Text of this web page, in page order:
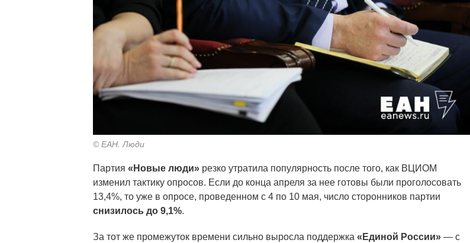
© ЕАН. Люди
Партия «Новые люди» резко утратила популярность после того, как ВЦИОМ
изменил тактику опросов. Если до конца апреля за нее готовы были проголосовать
13,4%, то уже в опросе, проведенном с 4 по 10 мая, число сторонников партии
снизилось до 9,1%.
За тот же промежуток времени сильно выросла поддержка «Единой России» — с